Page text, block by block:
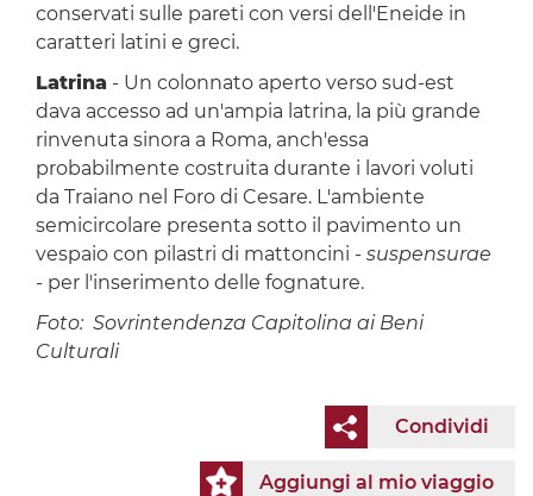
conservati sulle pareti con versi dell'Eneide in
caratteri latini e greci.
Latrina - Un colonnato aperto verso sud-est
dava accesso ad un'ampia latrina, la più grande
rinvenuta sinora a Roma, anch'essa
probabilmente costruita durante i lavori voluti
da Traiano nel Foro di Cesare. L'ambiente
semicircolare presenta sotto il pavimento un
vespaio con pilastri di mattoncini - suspensurae
- per l'inserimento delle fognature.
Foto: Sovrintendenza Capitolina ai Beni
Culturali
Condividi
Aggiungi al mio viaggio